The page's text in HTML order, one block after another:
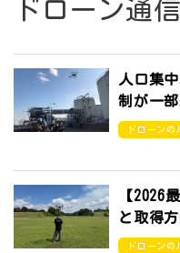
ドローン通信
人口集
制が一
ドローンの
【2026
と取得
ドローンの